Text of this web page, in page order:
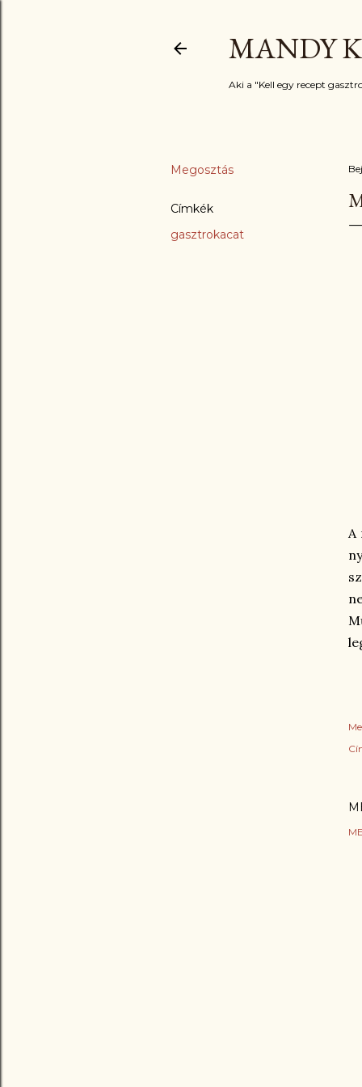
MANDY
Aki a "Kell egy recept
Megosztás
Címkék
gasztrokacat
A